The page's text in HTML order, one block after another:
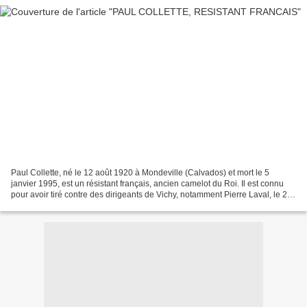
Paul Collette, né le 12 août 1920 à Mondeville (Calvados) et mort le 5
janvier 1995, est un résistant français, ancien camelot du Roi. Il est connu
pour avoir tiré contre des dirigeants de Vichy, notamment Pierre Laval, le 27